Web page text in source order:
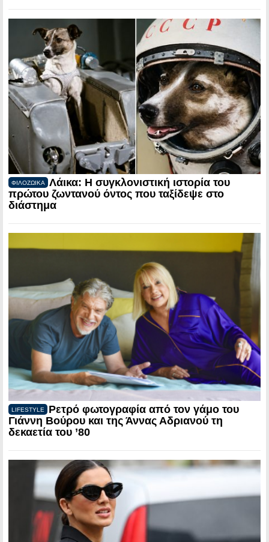
ΦΙΛΟΖΩΙΚΑ
Λάικα: Η συγκλονιστική ιστορία του
πρώτου ζωντανού όντος που ταξίδεψε στο
διάστημα
LIFESTYLE
Ρετρό φωτογραφία από τον γάμο του
Γιάννη Βούρου και της Άννας Αδριανού τη
δεκαετία του ’80